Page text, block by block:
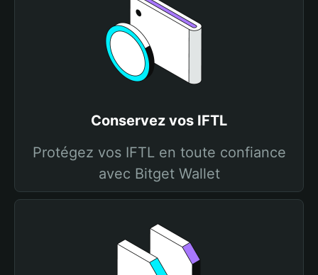
Conservez vos IFTL
Protégez vos IFTL en toute confiance
avec Bitget Wallet